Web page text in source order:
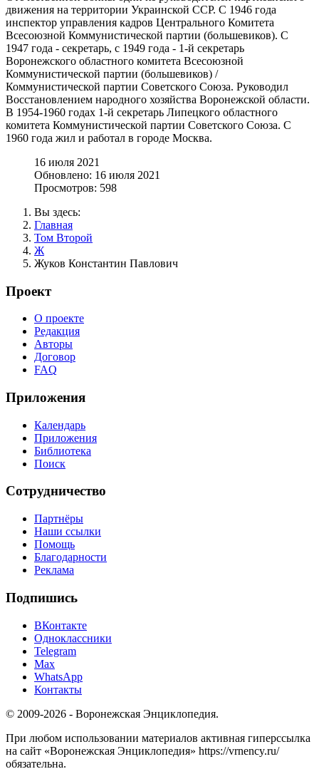
движения на территории Украинской ССР. С 1946 года
инспектор управления кадров Центрального Комитета
Всесоюзной Коммунистической партии (большевиков). С
1947 года - секретарь, с 1949 года - 1-й секретарь
Воронежского областного комитета Всесоюзной
Коммунистической партии (большевиков) /
Коммунистической партии Советского Союза. Руководил
Восстановлением народного хозяйства Воронежской области.
В 1954-1960 годах 1-й секретарь Липецкого областного
комитета Коммунистической партии Советского Союза. С
1960 года жил и работал в городе Москва.
16 июля 2021
Обновлено: 16 июля 2021
Просмотров: 598
Вы здесь:
Главная
Том Второй
Ж
Жуков Константин Павлович
Проект
О проекте
Редакция
Авторы
Договор
FAQ
Приложения
Календарь
Приложения
Библиотека
Поиск
Сотрудничество
Партнёры
Наши ссылки
Помощь
Благодарности
Реклама
Подпишись
ВКонтакте
Одноклассники
Telegram
Max
WhatsApp
Контакты
© 2009-2026 - Воронежская Энциклопедия.
При любом использовании материалов активная гиперссылка
на сайт «Воронежская Энциклопедия» https://vrnency.ru/
обязательна.